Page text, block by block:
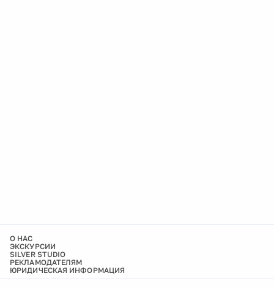
О НАС
ЭКСКУРСИИ
SILVER STUDIO
РЕКЛАМОДАТЕЛЯМ
ЮРИДИЧЕСКАЯ ИНФОРМАЦИЯ